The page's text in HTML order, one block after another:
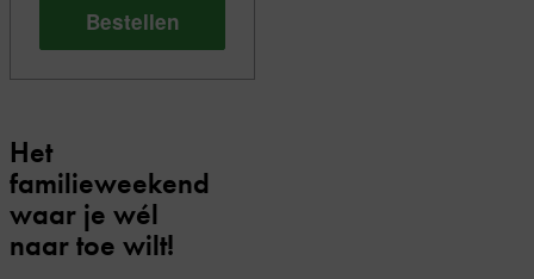
Bestellen
Het
familieweekend
waar je wél
naar toe wilt!